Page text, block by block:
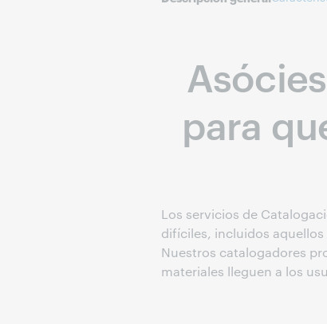
para
Los servicios de
difíciles, incluidos
Nuestros catalogadores
materiales lleguen a los